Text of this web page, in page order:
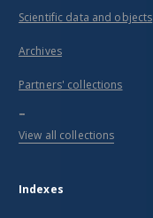
Scientific data and objects
Archives
Partners' collections
...
View all collections
Indexes